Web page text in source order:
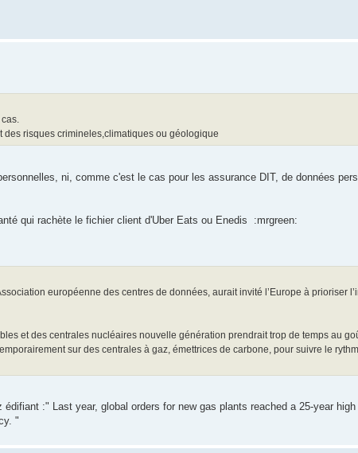
des risques crimineles,climatiques ou géologique
ni, comme c'est le cas pour les assurance DIT, de données
qui rachète le fichier client d'Uber Eats ou Enedis :mrgreen:
européenne des centres de données, aurait invité l’Europe à prioriser
et des centrales nucléaires nouvelle génération prendrait trop de temps au
sur des centrales à gaz, émettrices de carbone, pour suivre le
:" Last year, global orders for new gas plants reached a 25-year
"